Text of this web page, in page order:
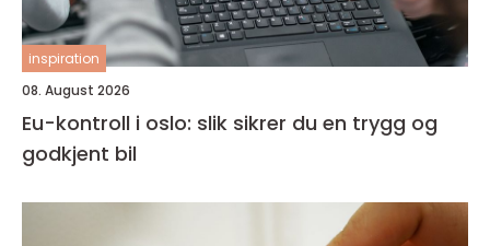
inspiration
08. August 2026
Eu-kontroll i oslo: slik sikrer du en trygg og
godkjent bil